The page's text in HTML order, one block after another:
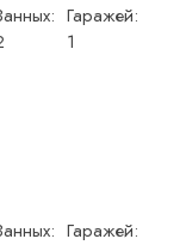
Гаражей:
1
Гаражей: